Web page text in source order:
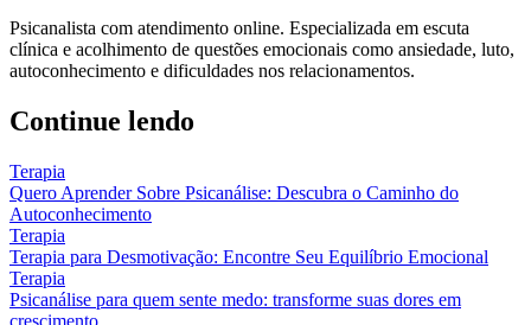
Psicanalista com atendimento online. Especializada em escuta
clínica e acolhimento de questões emocionais como ansiedade, luto,
autoconhecimento e dificuldades nos relacionamentos.
Continue lendo
Terapia
Quero Aprender Sobre Psicanálise: Descubra o Caminho do
Autoconhecimento
Terapia
Terapia para Desmotivação: Encontre Seu Equilíbrio Emocional
Terapia
Psicanálise para quem sente medo: transforme suas dores em
crescimento